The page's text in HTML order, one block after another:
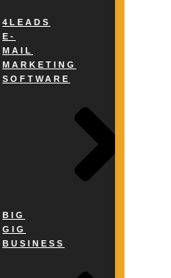
4LEADS
E-
MAIL
MARKETING
SOFTWARE
BIG
GIG
BUSINESS